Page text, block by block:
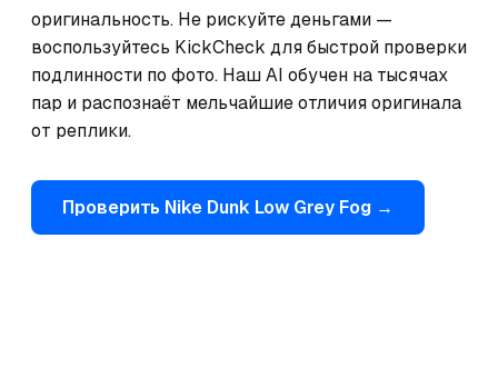
оригинальность. Не рискуйте деньгами —
воспользуйтесь KickCheck для быстрой проверки
подлинности по фото. Наш AI обучен на тысячах
пар и распознаёт мельчайшие отличия оригинала
от реплики.
Проверить Nike Dunk Low Grey Fog →